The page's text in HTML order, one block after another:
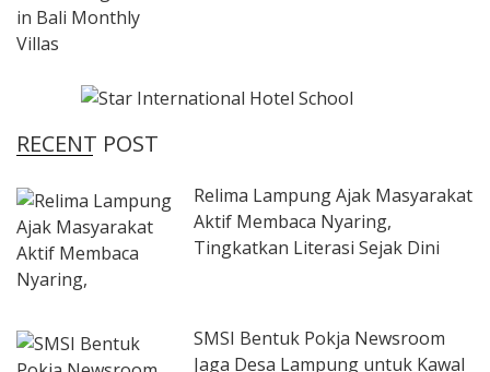
RECENT POST
Relima Lampung Ajak Masyarakat
Aktif Membaca Nyaring,
Tingkatkan Literasi Sejak Dini
SMSI Bentuk Pokja Newsroom
Jaga Desa Lampung untuk Kawal